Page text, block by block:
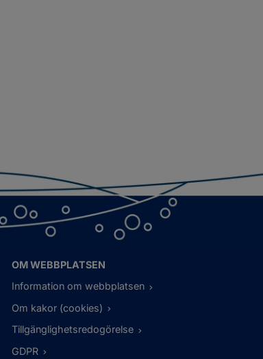
OM WEBBPLATSEN
Information om webbplatsen
Om kakor (cookies)
Tillgänglighetsredogörelse
GDPR